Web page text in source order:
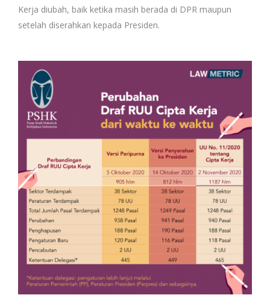
Kerja diubah, baik ketika masih berada di DPR maupun
setelah diserahkan kepada Presiden.